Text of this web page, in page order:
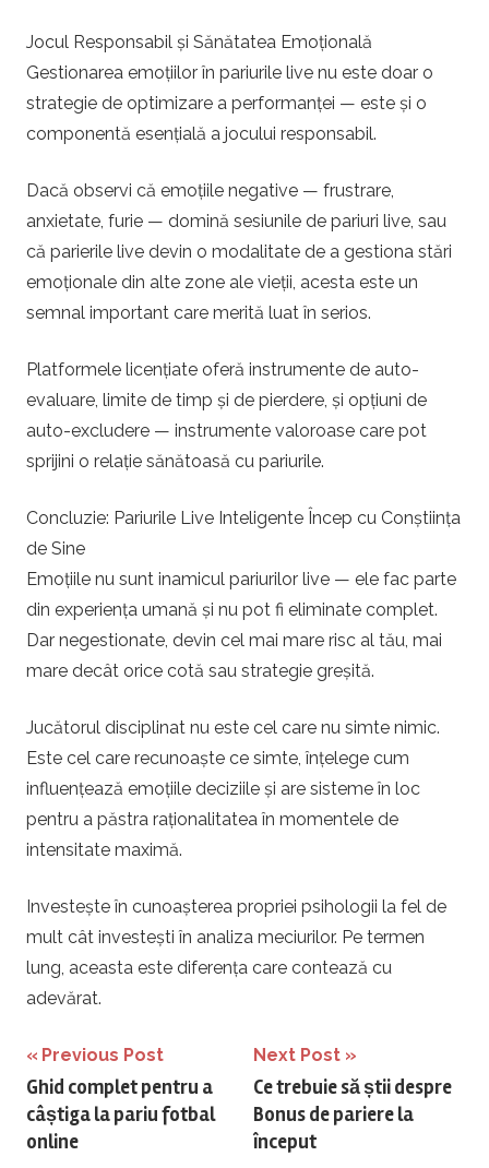
Jocul Responsabil și Sănătatea Emoțională
Gestionarea emoțiilor în pariurile live nu este doar o
strategie de optimizare a performanței — este și o
componentă esențială a jocului responsabil.
Dacă observi că emoțiile negative — frustrare,
anxietate, furie — domină sesiunile de pariuri live, sau
că parierile live devin o modalitate de a gestiona stări
emoționale din alte zone ale vieții, acesta este un
semnal important care merită luat în serios.
Platformele licențiate oferă instrumente de auto-
evaluare, limite de timp și de pierdere, și opțiuni de
auto-excludere — instrumente valoroase care pot
sprijini o relație sănătoasă cu pariurile.
Concluzie: Pariurile Live Inteligente Încep cu Conștiința
de Sine
Emoțiile nu sunt inamicul pariurilor live — ele fac parte
din experiența umană și nu pot fi eliminate complet.
Dar negestionate, devin cel mai mare risc al tău, mai
mare decât orice cotă sau strategie greșită.
Jucătorul disciplinat nu este cel care nu simte nimic.
Este cel care recunoaște ce simte, înțelege cum
influențează emoțiile deciziile și are sisteme în loc
pentru a păstra raționalitatea în momentele de
intensitate maximă.
Investește în cunoașterea propriei psihologii la fel de
mult cât investești în analiza meciurilor. Pe termen
lung, aceasta este diferența care contează cu
adevărat.
Navigare
în
articole
Previous Post
Ghid complet pentru a
câștiga la pariu fotbal
online
Next Post
Ce trebuie să știi despre
Bonus de pariere la
început